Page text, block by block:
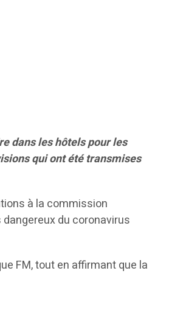
dans les hôtels pour les
qui ont été transmises
à la commission
du coronavirus
FM, tout en affirmant que la